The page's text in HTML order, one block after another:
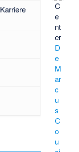
C
e
nt
er
D
e
M
ar
c
u
s
C
o
u
Karriere